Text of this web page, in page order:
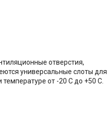
отверстия,
универсальные слоты для
от -20 С до +50 С.